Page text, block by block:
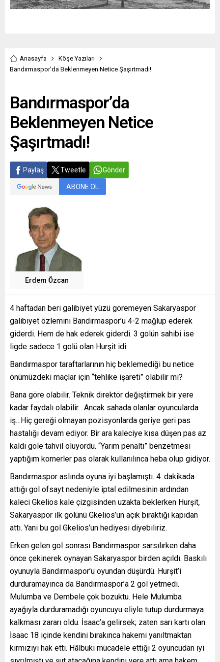
Anasayfa
Köşe Yazıları
Bandırmaspor’da Beklenmeyen Netice Şaşırtmadı!
Bandırmaspor’da
Beklenmeyen Netice
Şaşırtmadı!
Paylaş Tweetle Gönder
ABONE OL
Erdem Özcan
4 haftadan beri galibiyet yüzü göremeyen Sakaryaspor
galibiyet özlemini Bandırmaspor’u 4-2 mağlup ederek
giderdi. Hem de hak ederek giderdi. 3 golün sahibi ise
ligde sadece 1 golü olan Hurşit idi.
Bandırmaspor taraftarlarının hiç beklemediği bu netice
önümüzdeki maçlar için “tehlike işareti” olabilir mi?
Bana göre olabilir. Teknik direktör değiştirmek bir yere
kadar faydalı olabilir . Ancak sahada olanlar oyuncularda
iş…Hiç gereği olmayan pozisyonlarda geriye geri pas
hastalığı devam ediyor. Bir ara kaleciye kısa düşen pas az
kaldı gole tahvil oluyordu. “Yarım penaltı” benzetmesi
yaptığım kornerler pas olarak kullanılınca heba olup gidiyor.
Bandırmaspor aslında oyuna iyi başlamıştı. 4. dakikada
attığı gol ofsayt nedeniyle iptal edilmesinin ardından
kaleci Gkelios kale çizgisinden uzakta beklerken Hurşit,
Sakaryaspor ilk golünü Gkelios’un açık bıraktığı kapıdan
attı. Yani bu gol Gkelios’un hediyesi diyebiliriz.
Erken gelen gol sonrası Bandırmaspor sarsılırken daha
önce çekinerek oynayan Sakaryaspor birden açıldı. Baskılı
oyunuyla Bandırmaspor’u oyundan düşürdü. Hurşit’i
durduramayınca da Bandırmaspor’a 2 gol yetmedi.
Mulumba ve Dembele çok bozuktu. Hele Mulumba
ayağıyla durduramadığı oyuncuyu eliyle tutup durdurmaya
kalkması zararı oldu. İsaac’a gelirsek; zaten sarı kartı olan
İsaac 18 içinde kendini bırakınca hakemi yanıltmaktan
kırmızıyı hak etti. Hâlbuki mücadele ettiği 2 oyuncudan iyi